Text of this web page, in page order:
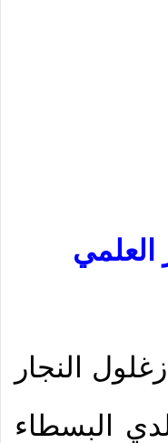
العلمي
النجار
البسطاء